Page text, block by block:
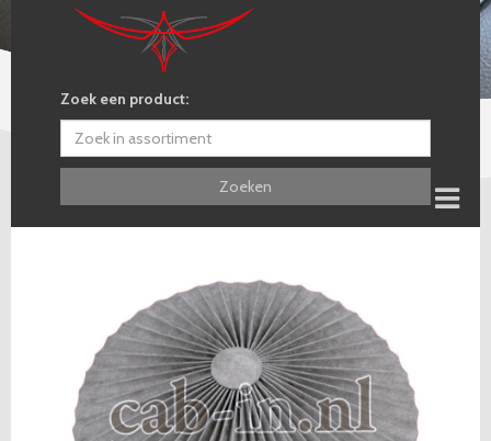
Zoek een product:
Zoeken